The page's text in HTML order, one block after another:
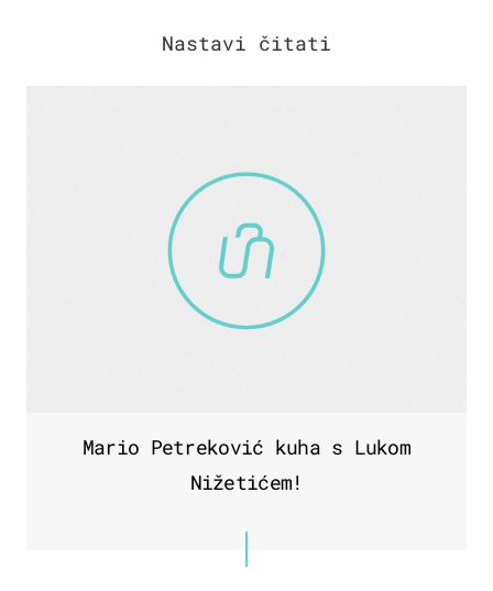
Mario Petreković kuha s Lukom
Nižetićem!